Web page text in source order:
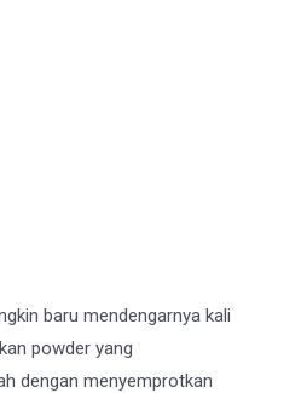
baru mendengarnya kali
powder yang
dengan menyemprotkan